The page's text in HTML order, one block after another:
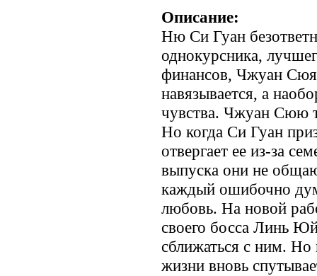
Описание:
Ню Си Гуан
однокурсника,
финансов, Чжуан
навязывается, а
чувства. Чжуан Сюю
Но когда Си Гуан
отвергает ее из-за
выпуска они не
каждый ошибочно
любовь. На новой
своего босса Линь
сближаться с ним.
жизни вновь